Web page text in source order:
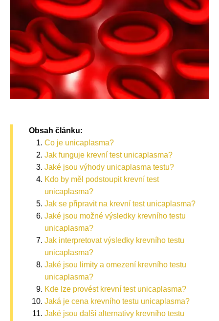
Obsah článku:
Co je unicaplasma?
Jak funguje krevní test unicaplasma?
Jaké jsou výhody unicaplasma testu?
Kdo by měl podstoupit krevní test
unicaplasma?
Jak se připravit na krevní test unicaplasma?
Jaké jsou možné výsledky krevního testu
unicaplasma?
Jak interpretovat výsledky krevního testu
unicaplasma?
Jaké jsou limity a omezení krevního testu
unicaplasma?
Kde lze provést krevní test unicaplasma?
Jaká je cena krevního testu unicaplasma?
Jaké jsou další alternativy krevního testu